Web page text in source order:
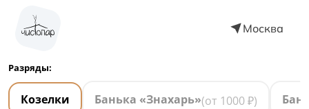
Москва
Разряды:
Козелки Банька «Знахарь»(от 1000 ₽)